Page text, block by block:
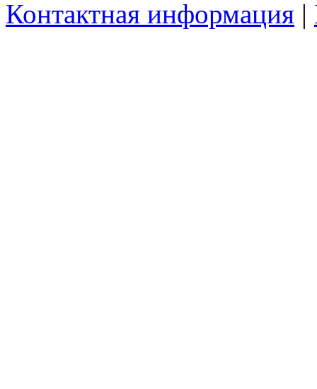
Контактная информация |